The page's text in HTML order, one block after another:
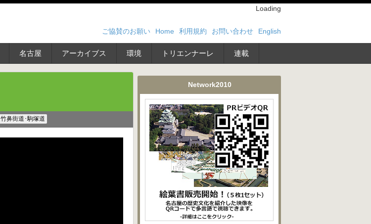
Loading
ご協賛のお願い Home 利用規約 お問い合わせ English
名古屋 アーカイブス 環境 トリエンナーレ 連載
竹鼻街道･駒塚道
Network2010